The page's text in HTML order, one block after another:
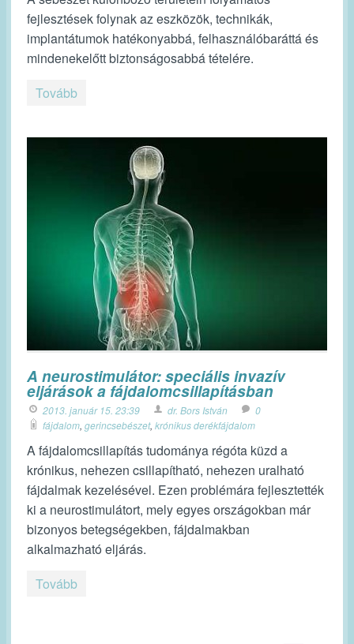
fejlesztések folynak az eszközök, technikák,
implantátumok hatékonyabbá, felhasználóbaráttá és
mindenekelőtt biztonságosabbá tételére.
Tovább
A neurostimulátor: speciális invazív
eljárások a fájdalomcsillapításban
2013. január 15. 23:39 dr. Bors István
0
fájdalom, gerincsebészet, krónikus derékfájdalom
A fájdalomcsillapítás tudománya régóta küzd a
krónikus, nehezen csillapítható, nehezen uralható
fájdalmak kezelésével. Ezen problémára fejlesztették
ki a neurostimulátort, mely egyes országokban már
bizonyos betegségekben, fájdalmakban
alkalmazható eljárás.
Tovább